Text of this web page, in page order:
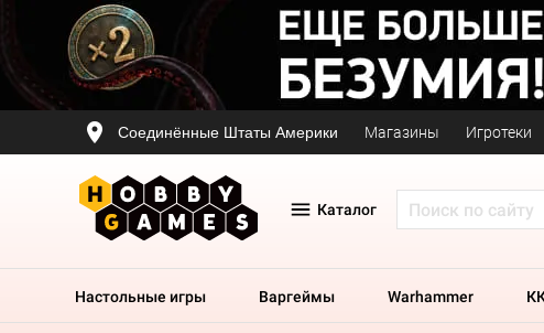
Соединённые Штаты Америки Магазины Игротеки
Каталог
Настольные игры Варгеймы Warhammer